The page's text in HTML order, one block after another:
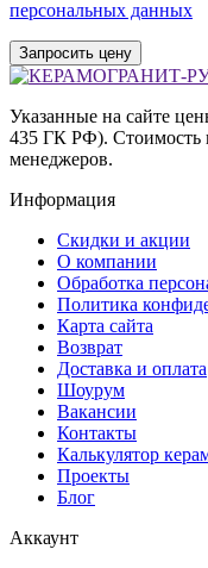
персональных данных
Запросить цену
Указанные на сайте
435 ГК РФ). Стоимость
менеджеров.
Информация
Скидки и акции
О компании
Обработка
Политика
Карта сайта
Возврат
Доставка и оплата
Шоурум
Вакансии
Контакты
Калькулятор
Проекты
Блог
Аккаунт